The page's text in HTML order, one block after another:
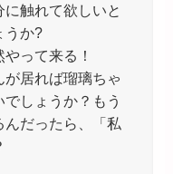
触れて欲しいと
うか?
って来る！
居れば瑠璃ちゃ
しょうか？もう
だったら、「私